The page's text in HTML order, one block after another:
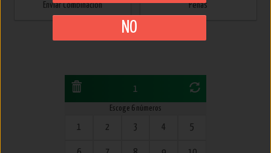
Enviar Combinación Peñas
1
Escoge 6 números
1 2 3 4 5
NO